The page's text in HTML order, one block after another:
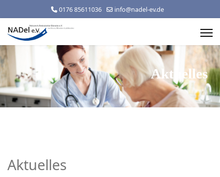
0176 85611036 info@nadel-ev.de
Aktuelles
Aktuelles